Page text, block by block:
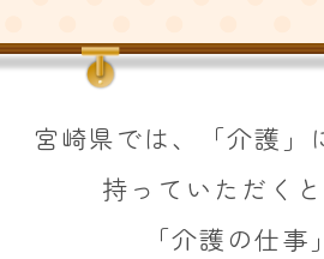
宮崎県では、
「介護
持っていただくと
「介護の仕事